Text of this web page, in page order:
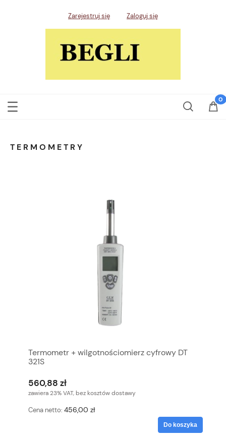
Zarejestruj się Zaloguj się
TERMOMETRY
Termometr + wilgotnościomierz cyfrowy DT
321S
560,88 zł
zawiera 23% VAT, bez kosztów dostawy
Cena netto: 456,00 zł
Do koszyka